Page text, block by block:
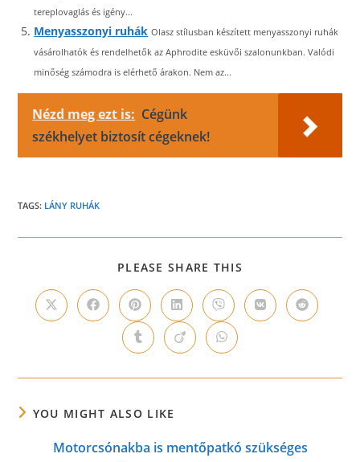
tereplovaglás és igény...
Menyasszonyi ruhák Olasz stílusban készített menyasszonyi ruhák
vásárolhatók és rendelhetők az Aphrodite esküvői szalonunkban. Valódi
minőség számodra is elérhető árakon. Nem az...
Nézd meg ezt is: Cégünk
székhelyet biztosít cégeknek!
TAGS: LÁNY RUHÁK
PLEASE SHARE THIS
CONTENT
Opens
in
Opens
in
window
Opens
in
a
new
window
Opens
in
a
new
window
Opens
in
a
new
window
Opens
in
Opens
in
Opens
in
new
Opens
in
new
Opens
in
new
YOU MIGHT ALSO LIKE
Motorcsónakba is mentőpatkó szükséges